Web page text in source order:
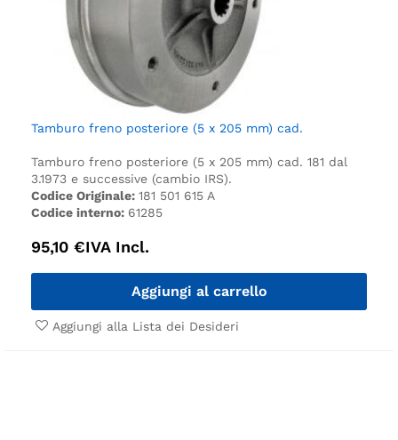
Tamburo freno posteriore (5 x 205 mm) cad.
Tamburo freno posteriore (5 x 205 mm) cad. 181 dal
3.1973 e successive (cambio IRS).
Codice Originale: 181 501 615 A
Codice interno: 61285
95,10 €IVA Incl.
Aggiungi al carrello
Aggiungi alla Lista dei Desideri